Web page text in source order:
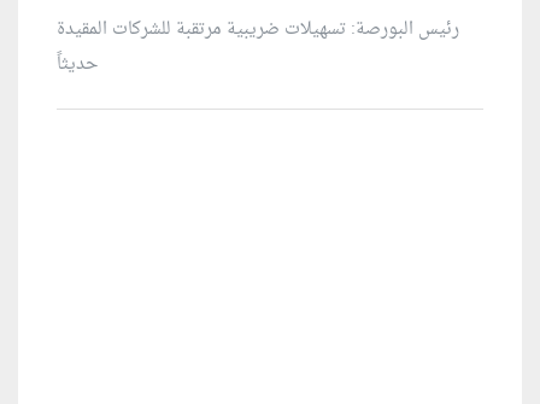
رئيس البورصة: تسهيلات ضريبية مرتقبة للشركات المقيدة